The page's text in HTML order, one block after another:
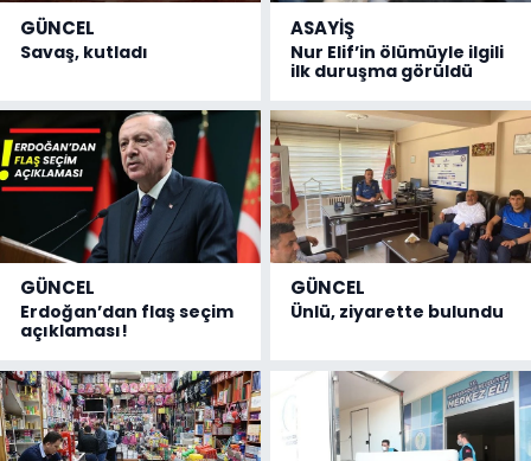
GÜNCEL
Savaş, kutladı
ASAYİŞ
Nur Elif’in ölümüyle ilgili
ilk duruşma görüldü
GÜNCEL
Erdoğan’dan flaş seçim
açıklaması!
GÜNCEL
Ünlü, ziyarette bulundu